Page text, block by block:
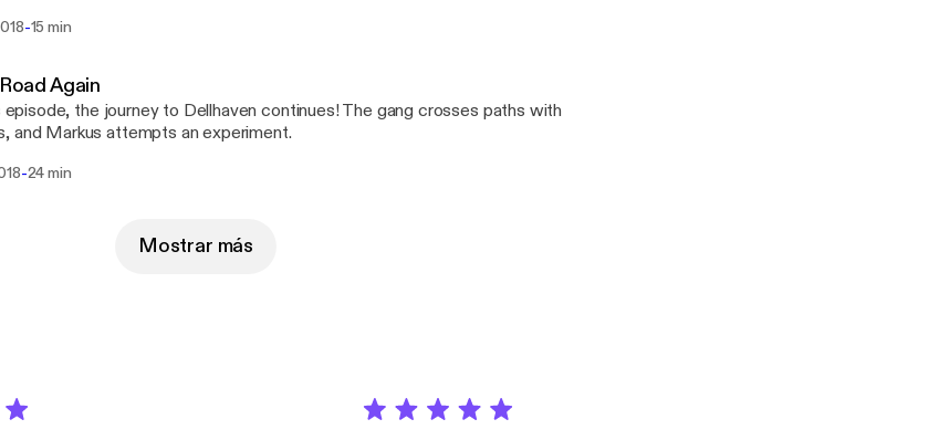
-15 min
Again
episode, the journey to Dellhaven continues! The gang crosses paths with
and Markus attempts an experiment.
-24 min
Mostrar más